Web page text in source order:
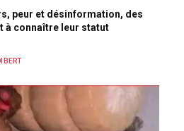
peur et désinformation, des
à connaître leur statut